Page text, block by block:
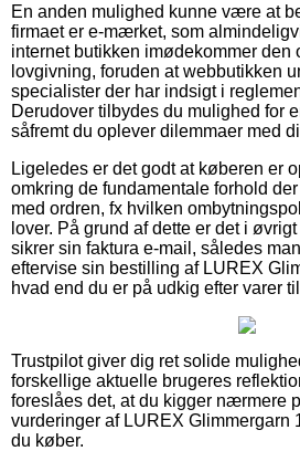
En anden mulighed kunne være at
firmaet er e-mærket, som
internet butikken imødekommer den
lovgivning, foruden at webbutikken
specialister der har indsigt i
Derudover tilbydes du mulighed for
såfremt du oplever dilemmaer med
Ligeledes er det godt at køberen er
omkring de fundamentale forhold
med ordren, fx hvilken
lover. På grund af dette er det i
sikrer sin faktura e-mail, således
eftervise sin bestilling af LUREX
hvad end du er på udkig efter varer
Trustpilot giver dig ret solide
forskellige aktuelle brugeres
foreslåes det, at du kigger nærmere
vurderinger af LUREX Glimmergarn
du køber.